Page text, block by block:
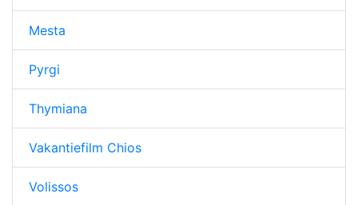
Mesta
Pyrgi
Thymiana
Vakantiefilm Chios
Volissos